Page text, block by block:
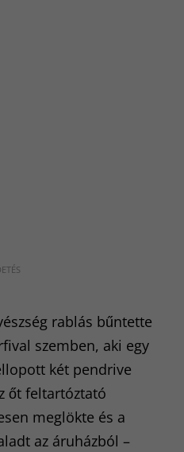
rablás bűntette
szemben, aki egy
két pendrive
őt feltartóztató
meglökte és a
az áruházból –